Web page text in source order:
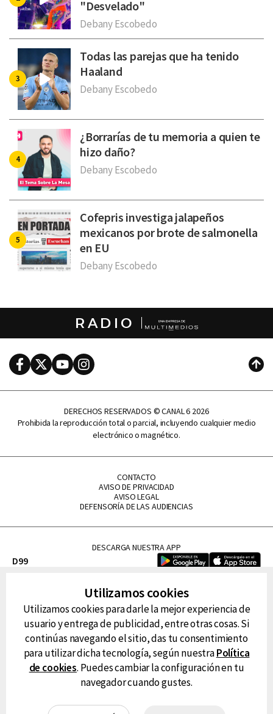
"Desvelado"
Debany Escobedo
Todas las parejas que ha tenido
Haaland
Debany Escobedo
¿Borrarías de tu memoria a quien te
hizo daño?
Debany Escobedo
Cofepris investiga jalapeños
mexicanos por brote de salmonella
en EU
Debany Escobedo
RADIO
FacebookTwitterYoutubeInstagram
DERECHOS RESERVADOS © CANAL 6 2026
Prohibida la reproducción total o parcial, incluyendo cualquier medio
electrónico o magnético.
CONTACTO
AVISO DE PRIVACIDAD
AVISO LEGAL
DEFENSORÍA DE LAS AUDIENCIAS
DESCARGA NUESTRA APP
D99
FM Tu
RG Deportiva
Classic FM
Utilizamos cookies
Utilizamos cookies para darle la mejor experiencia de
usuario y entrega de publicidad, entre otras cosas. Si
continúas navegando el sitio, das tu consentimiento
para utilizar dicha tecnología, según nuestraPolítica
de cookies. Puedes cambiar la configuración en tu
navegador cuando gustes.